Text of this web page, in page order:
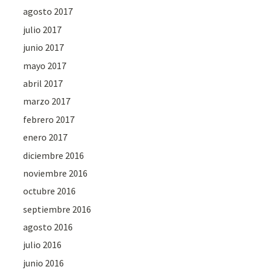
agosto 2017
julio 2017
junio 2017
mayo 2017
abril 2017
marzo 2017
febrero 2017
enero 2017
diciembre 2016
noviembre 2016
octubre 2016
septiembre 2016
agosto 2016
julio 2016
junio 2016